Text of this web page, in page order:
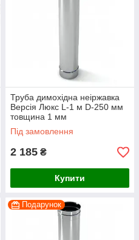
Труба димохідна неіржавка
Версія Люкс L-1 м D-250 мм
товщина 1 мм
Під замовлення
2 185 ₴
Купити
Подарунок